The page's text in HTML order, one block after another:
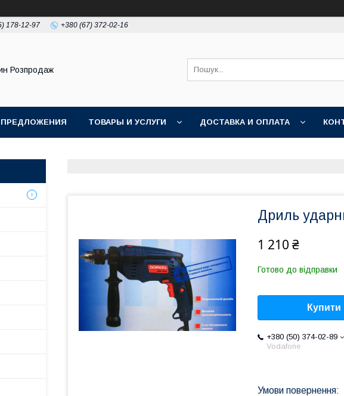
178-12-97 +380 (67) 372-02-16
Розпродаж
ТОВАРЫ И УСЛУГИ ДОСТАВКА И ОПЛАТА
Дриль
1 210 ₴
Готово до відправки
Купити
+380 (50) 374-02-89
Vodafone